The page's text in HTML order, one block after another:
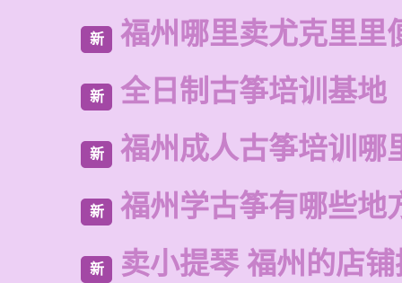
新 福州哪里卖尤克里里
新 全日制古筝培训基地
新 福州成人古筝培训哪
新 福州学古筝有哪些地
新 卖小提琴 福州的店